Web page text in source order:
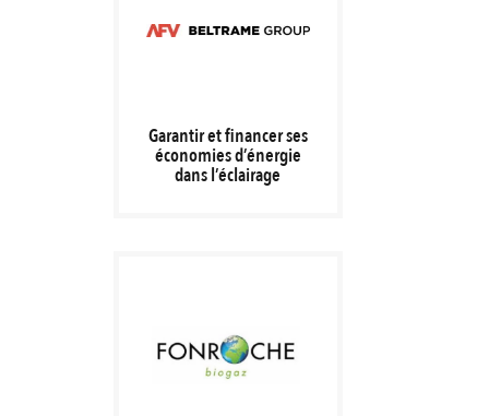
Garantir et financer ses
économies d’énergie
dans l’éclairage